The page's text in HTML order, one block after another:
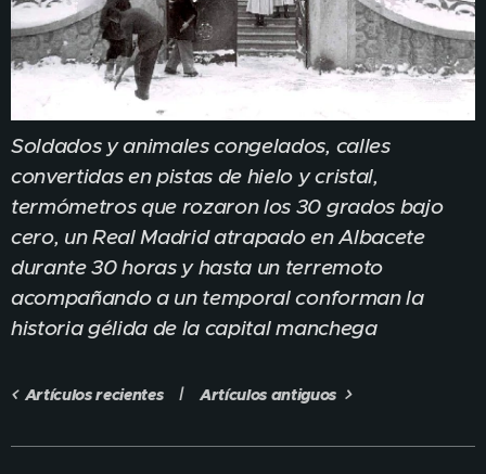
Soldados y animales congelados, calles
convertidas en pistas de hielo y cristal,
termómetros que rozaron los 30 grados bajo
cero, un Real Madrid atrapado en Albacete
durante 30 horas y hasta un terremoto
acompañando a un temporalconforman la
historia gélida de la capital manchega
Artículos recientes Artículos antiguos